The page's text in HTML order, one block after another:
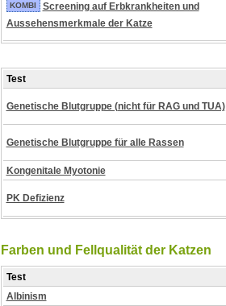
KOMBI
Screening auf Erbkrankheiten und
Aussehensmerkmale der Katze
Test
Genetische Blutgruppe (nicht für RAG und TUA)
Genetische Blutgruppe für alle Rassen
Kongenitale Myotonie
PK Defizienz
Farben und Fellqualität der Katzen
Test
Albinism